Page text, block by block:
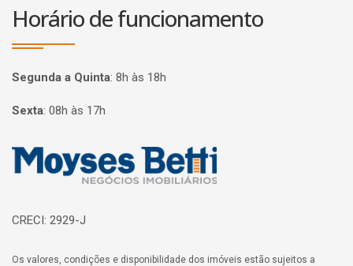
Horário de funcionamento
Segunda a Quinta: 8h às 18h
Sexta: 08h às 17h
Página inicial
CRECI: 2929-J
Os valores, condições e disponibilidade dos imóveis estão sujeitos a